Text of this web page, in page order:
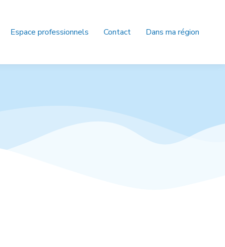
Espace professionnels Contact Dans ma région